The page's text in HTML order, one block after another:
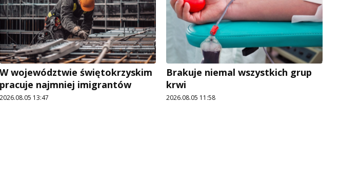
W województwie świętokrzyskim
pracuje najmniej imigrantów
2026.08.05 13:47
Brakuje niemal wszystkich grup
krwi
2026.08.05 11:58